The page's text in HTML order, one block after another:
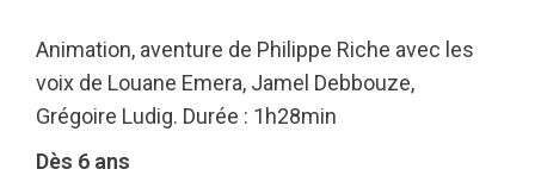
Animation, aventure de Philippe Riche avec les
voix de Louane Emera, Jamel Debbouze,
Grégoire Ludig. Durée : 1h28min
Dès 6 ans